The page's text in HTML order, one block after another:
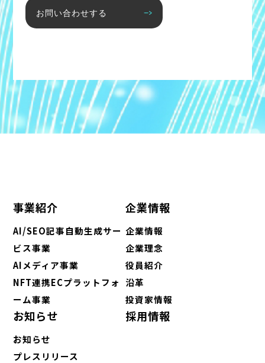
お問い合わせする
事業紹介
AI/SEO記事自動生成サー
ビス事業
AIメディア事業
NFT連携ECプラットフォ
ーム事業
企業情報
企業情報
企業理念
役員紹介
沿革
投資家情報
お知らせ
お知らせ
プレスリリース
採用情報